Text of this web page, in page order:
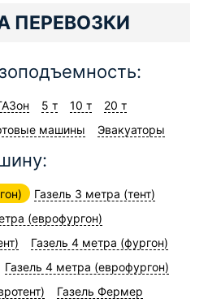
ПЕРЕВОЗКИ
5 т 10 т
20 т
машины Эвакуаторы
Газель 3 метра (тент)
(еврофургон)
Газель 4 метра (фургон)
Газель 4 метра (еврофургон)
Газель Фермер